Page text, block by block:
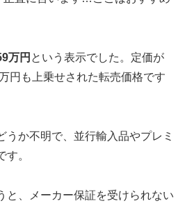
万円 という表示でした。定価が
円も上乗せされた転売価格です
うか不明で、並行輸入品やプレミ
。
と、メーカー保証を受けられない